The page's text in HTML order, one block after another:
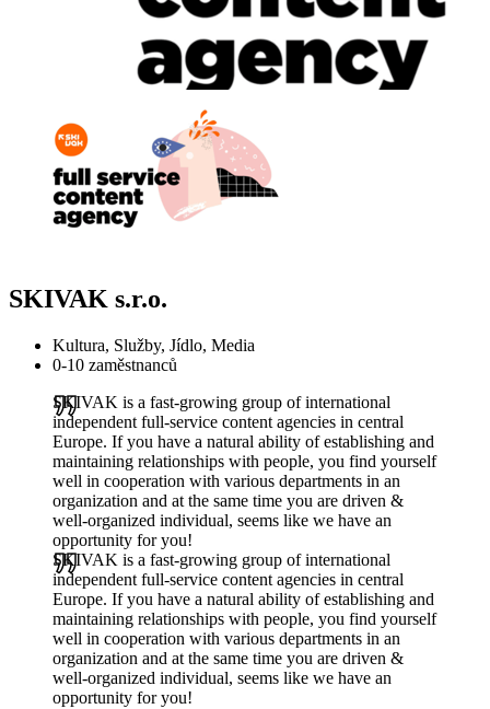
SKIVAK s.r.o.
Kultura, Služby, Jídlo, Media
0-10 zaměstnanců
SKIVAK is a fast-growing group of international
independent full-service content agencies in central
Europe. If you have a natural ability of establishing and
maintaining relationships with people, you find yourself
well in cooperation with various departments in an
organization and at the same time you are driven &
well-organized individual, seems like we have an
opportunity for you!
SKIVAK is a fast-growing group of international
independent full-service content agencies in central
Europe. If you have a natural ability of establishing and
maintaining relationships with people, you find yourself
well in cooperation with various departments in an
organization and at the same time you are driven &
well-organized individual, seems like we have an
opportunity for you!